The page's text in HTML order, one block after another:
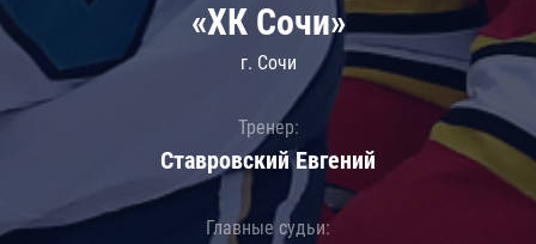
«ХК Сочи»
г. Сочи
Тренер:
Ставровский Евгений
Главные судьи: